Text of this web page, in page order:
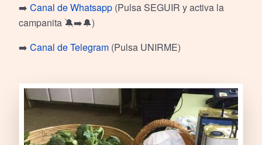
➡️ Canal de Whatsapp (Pulsa SEGUIR y activa la
campanita 🔕➡️🔔)
➡️ Canal de Telegram (Pulsa UNIRME)